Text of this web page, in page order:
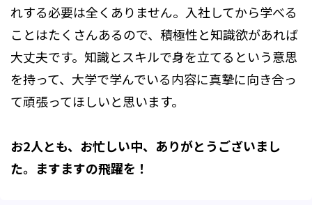
れする必要は全くありません。入社してから学べる
ことはたくさんあるので、積極性と知識欲があれば
大丈夫です。知識とスキルで身を立てるという意思
を持って、大学で学んでいる内容に真摯に向き合っ
て頑張ってほしいと思います。
お2人とも、お忙しい中、ありがとうございまし
た。ますますの飛躍を！